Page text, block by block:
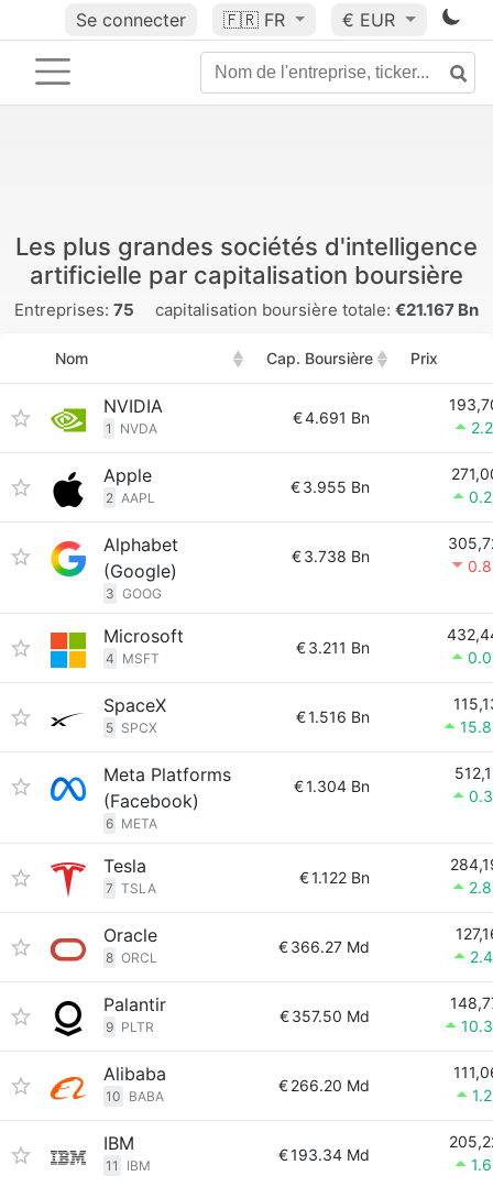
Se connecter 🇫🇷 FR € EUR
Les plus grandes sociétés d'intelligence
artificielle par capitalisation boursière
Entreprises: 75 capitalisation boursière totale: €21.167 Bn
Nom Cap. Boursière Prix
NVIDIA
1 NVDA
€4.691 Bn
Apple
2 AAPL
€3.955 Bn
Alphabet
(Google)
3 GOOG
€3.738 Bn
Microsoft
4 MSFT
€3.211 Bn
SpaceX
5 SPCX
€1.516 Bn
Meta Platforms
(Facebook)
6 META
€1.304 Bn
Tesla
7 TSLA
€1.122 Bn
Oracle
8 ORCL
€366.27 Md
Palantir
9 PLTR
€357.50 Md
Alibaba
10 BABA
€266.20 Md
IBM
11 IBM
€193.34 Md